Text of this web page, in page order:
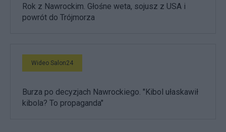
Rok z Nawrockim. Głośne weta, sojusz z USA i
powrót do Trójmorza
Wideo Salon24
Burza po decyzjach Nawrockiego. "Kibol ułaskawił
kibola? To propaganda"